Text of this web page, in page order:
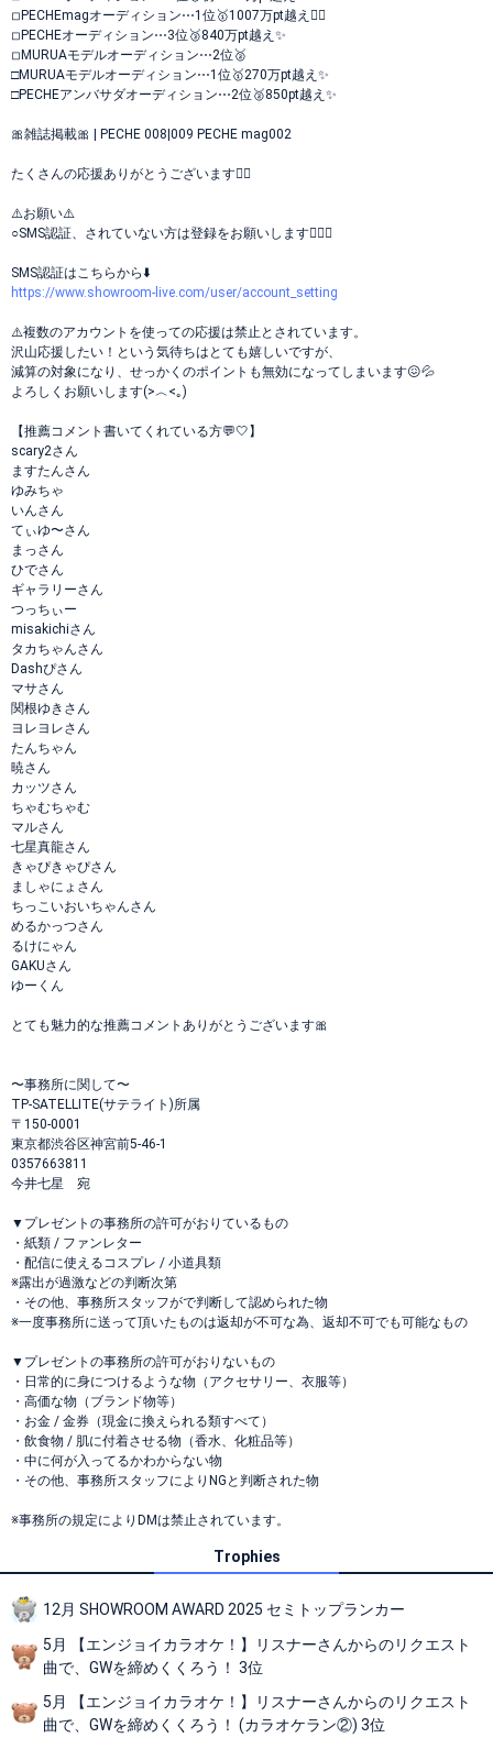
◽︎PECHEmagオーディション⋯1位🥇1007万pt越え❤️‍🔥
◽︎PECHEオーディション⋯3位🥉840万pt越え✨️
◽︎MURUAモデルオーディション⋯2位🥈
□MURUAモデルオーディション⋯1位🥇270万pt越え✨️
□PECHEアンバサダオーディション⋯2位🥈850pt越え✨️
🎀雑誌掲載🎀 | PECHE 008|009 PECHE mag002
たくさんの応援ありがとうございます❤️‍🔥
⚠️お願い⚠️
○SMS認証、されていない方は登録をお願いします🙇🏻‍♀️
SMS認証はこちらから⬇️
https://www.showroom-live.com/user/account_setting
⚠️複数のアカウントを使っての応援は禁止とされています。
沢山応援したい！という気待ちはとても嬉しいですが、
減算の対象になり、せっかくのポイントも無効になってしまいます😖💦
よろしくお願いします(>︿<｡)
【推薦コメント書いてくれている方💬🤍】
scary2さん
ますたんさん
ゆみちゃ
いんさん
てぃゆ〜さん
まっさん
ひでさん
ギャラリーさん
つっちぃー
misakichiさん
タカちゃんさん
Dashぴさん
マサさん
関根ゆきさん
ヨレヨレさん
たんちゃん
暁さん
カッツさん
ちゃむちゃむ
マルさん
七星真龍さん
きゃぴきゃぴさん
ましゃにょさん
ちっこいおいちゃんさん
めるかっつさん
るけにゃん
GAKUさん
ゆーくん
とても魅力的な推薦コメントありがとうございます🎀
〜事務所に関して〜
TP-SATELLITE(サテライト)所属
〒150-0001
東京都渋谷区神宮前5-46-1
0357663811
今井七星 宛
▼プレゼントの事務所の許可がおりているもの
・紙類 / ファンレター
・配信に使えるコスプレ / 小道具類
※露出が過激などの判断次第
・その他、事務所スタッフがで判断して認められた物
※一度事務所に送って頂いたものは返却が不可な為、返却不可でも可能なもの
▼プレゼントの事務所の許可がおりないもの
・日常的に身につけるような物（アクセサリー、衣服等）
・高価な物（ブランド物等）
・お金 / 金券（現金に換えられる類すべて）
・飲食物 / 肌に付着させる物（香水、化粧品等）
・中に何が入ってるかわからない物
・その他、事務所スタッフによりNGと判断された物
※事務所の規定によりDMは禁止されています。
Trophies
12月 SHOWROOM AWARD 2025 セミトップランカー
5月 【エンジョイカラオケ！】リスナーさんからのリクエスト
曲で、GWを締めくくろう！ 3位
5月 【エンジョイカラオケ！】リスナーさんからのリクエスト
曲で、GWを締めくくろう！ (カラオケラン②) 3位